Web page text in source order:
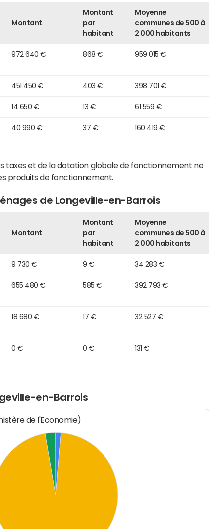
Montant
Montant
par
habitant
Moyenne
communes de 500 à
2 000 habitants
972 640 € 868 € 959 015 €
451 450 € 403 € 398 701 €
14 650 € 13 € 61 559 €
40 990 € 37 € 160 419 €
taxes et de la dotation globale de fonctionnement ne
produits de fonctionnement.
de Longeville-en-Barrois
Montant
Montant
par
habitant
Moyenne
communes de 500 à
2 000 habitants
9 730 € 9 € 34 283 €
655 480 € 585 € 392 793 €
18 680 € 17 € 32 527 €
0 € 0 € 131 €
en-Barrois
de l'Economie)